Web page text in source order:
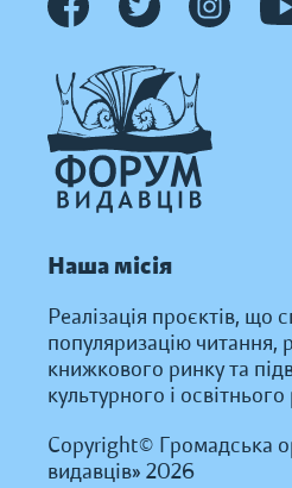
Наша місія
Реалізація проєктів, що
популяризацію читання,
книжкового ринку та
культурного і освітнього
Copyright© Громадська
видавців» 2026